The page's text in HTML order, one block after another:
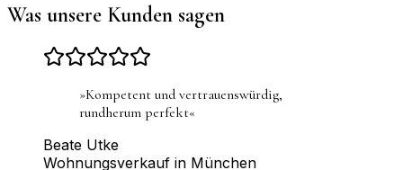
Was unsere Kunden sagen
»Kompetent und vertrauenswürdig,
rundherum perfekt«
Beate Utke
Wohnungsverkauf in München